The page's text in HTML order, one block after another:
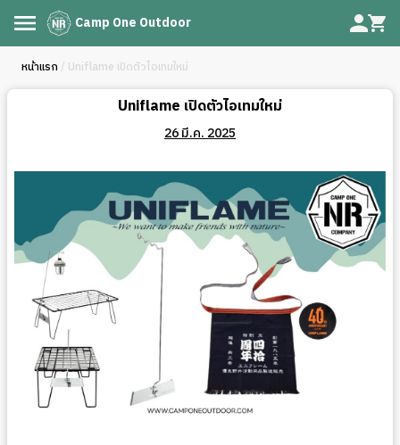
Camp One Outdoor
หน้าแรก / Uniflame เปิดตัวไอเทมใหม่
Uniflame เปิดตัวไอเทมใหม่
26 มี.ค. 2025